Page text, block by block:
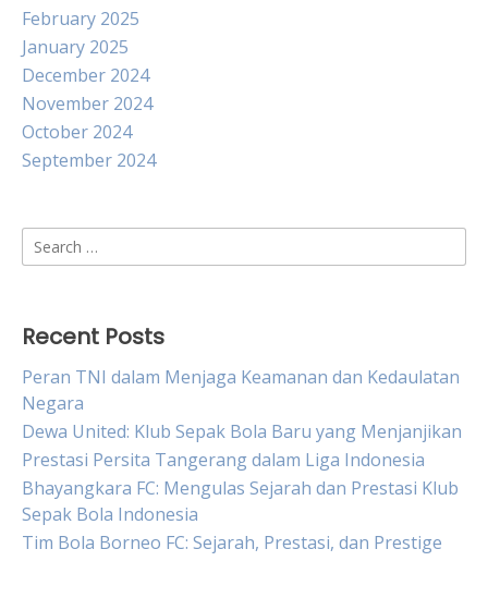
February 2025
January 2025
December 2024
November 2024
October 2024
September 2024
Search
for:
Recent Posts
Peran TNI dalam Menjaga Keamanan dan Kedaulatan
Negara
Dewa United: Klub Sepak Bola Baru yang Menjanjikan
Prestasi Persita Tangerang dalam Liga Indonesia
Bhayangkara FC: Mengulas Sejarah dan Prestasi Klub
Sepak Bola Indonesia
Tim Bola Borneo FC: Sejarah, Prestasi, dan Prestige